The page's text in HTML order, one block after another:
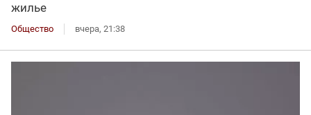
жилье
Общество вчера, 21:38